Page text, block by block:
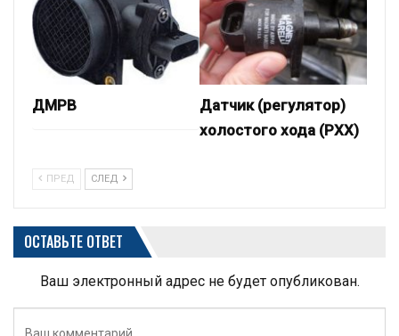
ДМРВ
Датчик (регулятор)
холостого хода (РХХ)
ПРЕД СЛЕД
ОСТАВЬТЕ ОТВЕТ
Ваш электронный адрес не будет опубликован.